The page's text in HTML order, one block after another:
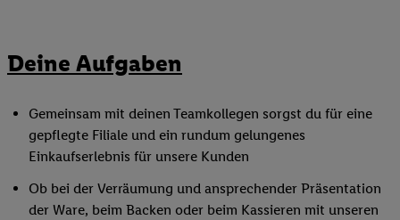
Deine Aufgaben
Gemeinsam mit deinen Teamkollegen sorgst du für eine
gepflegte Filiale und ein rundum gelungenes
Einkaufserlebnis für unsere Kunden
Ob bei der Verräumung und ansprechender Präsentation
der Ware, beim Backen oder beim Kassieren mit unseren